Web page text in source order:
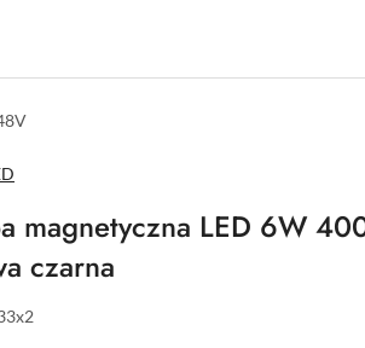
magnetyczna LED 6W
czarna